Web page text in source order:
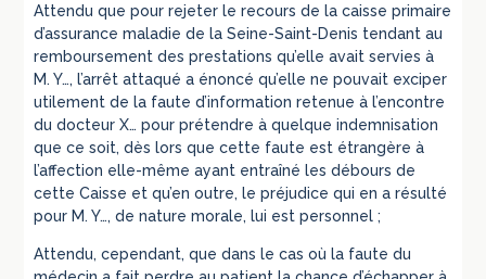
Attendu que pour rejeter le recours de la caisse primaire
d’assurance maladie de la Seine-Saint-Denis tendant au
remboursement des prestations qu’elle avait servies à
M. Y…, l’arrêt attaqué a énoncé qu’elle ne pouvait exciper
utilement de la faute d’information retenue à l’encontre
du docteur X… pour prétendre à quelque indemnisation
que ce soit, dès lors que cette faute est étrangère à
l’affection elle-même ayant entraîné les débours de
cette Caisse et qu’en outre, le préjudice qui en a résulté
pour M. Y…, de nature morale, lui est personnel ;
Attendu, cependant, que dans le cas où la faute du